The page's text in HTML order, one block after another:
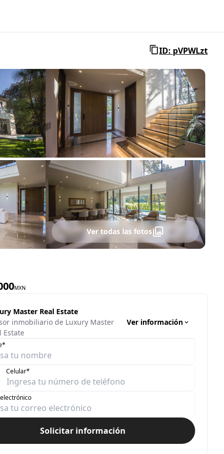
ID: pVPWLzt
Ver todas las fotos
MXN
Master Real Estate
inmobiliario de Luxury Master
Estate
Ver información
Celular*
Solicitar información